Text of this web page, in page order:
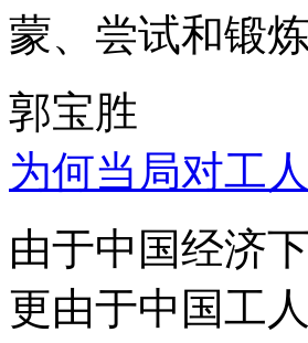
蒙、尝试和锻炼
郭宝胜
为何当局对工
由于中国经济
更由于中国工